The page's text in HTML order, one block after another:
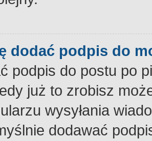
dodać podpis do
podpis do postu po
już to zrobisz
wysyłania
dodawać